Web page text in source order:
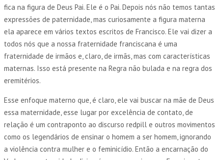
fica na figura de Deus Pai. Ele é o Pai. Depois nós não temos tantas
expressões de paternidade, mas curiosamente a figura materna
ela aparece em vários textos escritos de Francisco. Ele vai dizer a
todos nós que a nossa fraternidade franciscana é uma
fraternidade de irmãos e, claro, de irmãs, mas com características
maternas. Isso está presente na Regra não bulada e na regra dos
eremitérios.
Esse enfoque materno que, é claro, ele vai buscar na mãe de Deus
essa maternidade, esse lugar por excelência de contato, de
relação é um contraponto ao discurso redpill e outros movimentos
como os legendários de ensinar o homem a ser homem, ignorando
a violência contra mulher e o feminicídio. Então a encarnação do